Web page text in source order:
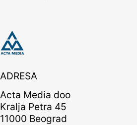
ADRESA
Acta Media doo
Kralja Petra 45
11000 Beograd